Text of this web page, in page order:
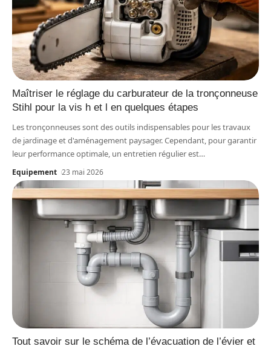
Maîtriser le réglage du carburateur de la tronçonneuse
Stihl pour la vis h et l en quelques étapes
Les tronçonneuses sont des outils indispensables pour les travaux
de jardinage et d'aménagement paysager. Cependant, pour garantir
leur performance optimale, un entretien régulier est…
Equipement 23 mai 2026
Tout savoir sur le schéma de l’évacuation de l’évier et